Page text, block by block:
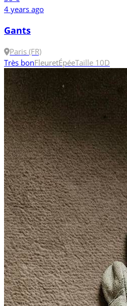
4 years ago
Gants
Paris (FR)
Très bonFleuretÉpéeTaille 10D